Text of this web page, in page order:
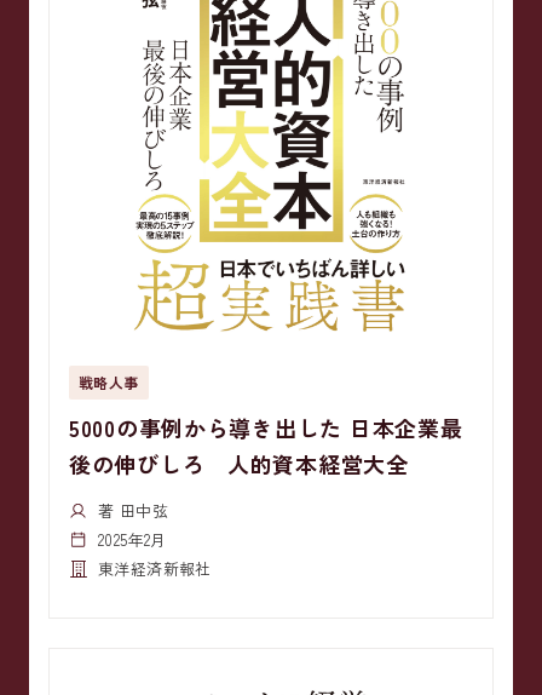
戦略人事
5000の事例から導き出した 日本企業最
後の伸びしろ 人的資本経営大全
著 田中弦
2025年2月
東洋経済新報社